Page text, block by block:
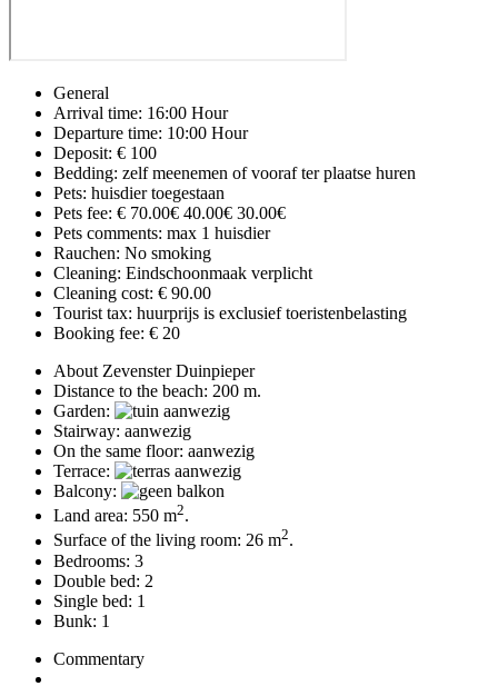
General
Arrival time: 16:00 Hour
Departure time: 10:00 Hour
Deposit: € 100
Bedding: zelf meenemen of vooraf ter plaatse huren
Pets: huisdier toegestaan
Pets fee: € 70.00€ 40.00€ 30.00€
Pets comments: max 1 huisdier
Rauchen: No smoking
Cleaning: Eindschoonmaak verplicht
Cleaning cost: € 90.00
Tourist tax: huurprijs is exclusief toeristenbelasting
Booking fee: € 20
About Zevenster Duinpieper
Distance to the beach: 200 m.
Garden:
Stairway: aanwezig
On the same floor: aanwezig
Terrace:
Balcony:
Land area: 550 m2.
Surface of the living room: 26 m2.
Bedrooms: 3
Double bed: 2
Single bed: 1
Bunk: 1
Commentary